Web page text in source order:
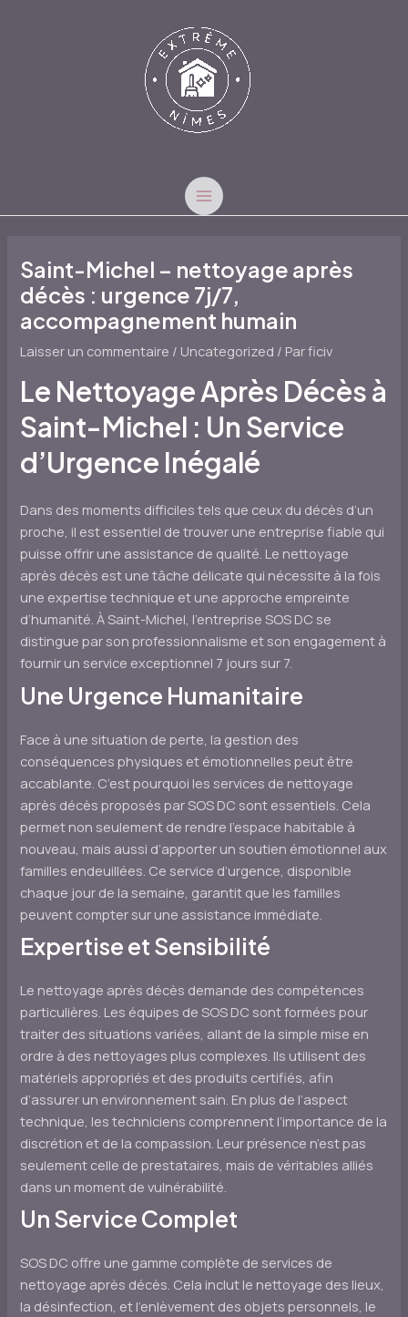
MAIN
Saint-Michel – nettoyage après
décès : urgence 7j/7,
accompagnement humain
Laisser un commentaire / Uncategorized / Parficiv
Le Nettoyage Après Décès à
Saint-Michel : Un Service
d’Urgence Inégalé
Dans des moments difficiles tels que ceux du décès d’un
proche, il est essentiel de trouver une entreprise fiable qui
puisse offrir une assistance de qualité. Le nettoyage
après décès est une tâche délicate qui nécessite à la fois
une expertise technique et une approche empreinte
d’humanité. À Saint-Michel, l’entreprise SOS DC se
distingue par son professionnalisme et son engagement à
fournir un service exceptionnel 7 jours sur 7.
Une Urgence Humanitaire
Face à une situation de perte, la gestion des
conséquences physiques et émotionnelles peut être
accablante. C’est pourquoi les services de nettoyage
après décès proposés par SOS DC sont essentiels. Cela
permet non seulement de rendre l’espace habitable à
nouveau, mais aussi d’apporter un soutien émotionnel aux
familles endeuillées. Ce service d’urgence, disponible
chaque jour de la semaine, garantit que les familles
peuvent compter sur une assistance immédiate.
Expertise et Sensibilité
Le nettoyage après décès demande des compétences
particulières. Les équipes de SOS DC sont formées pour
traiter des situations variées, allant de la simple mise en
ordre à des nettoyages plus complexes. Ils utilisent des
matériels appropriés et des produits certifiés, afin
d’assurer un environnement sain. En plus de l’aspect
technique, les techniciens comprennent l’importance de la
discrétion et de la compassion. Leur présence n’est pas
seulement celle de prestataires, mais de véritables alliés
dans un moment de vulnérabilité.
Un Service Complet
SOS DC offre une gamme complète de services de
nettoyage après décès. Cela inclut le nettoyage des lieux,
la désinfection, et l’enlèvement des objets personnels, le